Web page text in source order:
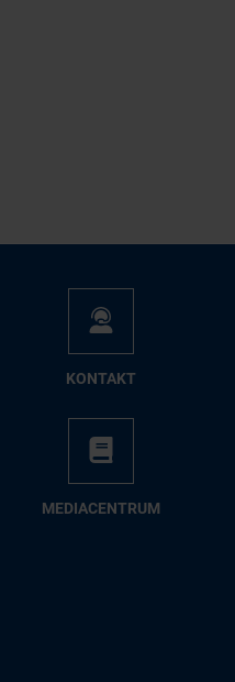
KON­TAKT
ME­DIA­CEN­TRUM